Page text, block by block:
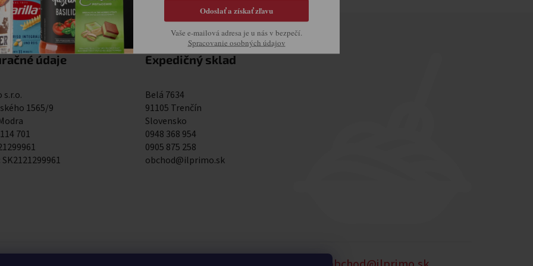
údaje
1565/9
701
SK2121299961
Expedičný sklad
Belá 7634
91105 Trenčín
Slovensko
0948 368 954
0905 875 258
obchod@ilprimo.sk
Odoslať a získať zľavu
Vaše e-mailová adresa je u nás v bezpečí.
Spracovanie osobných údajov